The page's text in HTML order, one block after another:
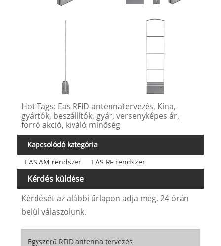
Hot Tags: Eas RFID antennatervezés, Kína,
gyártók, beszállítók, gyár, versenyképes ár,
forró akció, kiváló minőség
Kapcsolódó kategória
EAS AM rendszer
EAS RF rendszer
Kérdés küldése
Kérdését az alábbi űrlapon adja meg. 24 órán
belül válaszolunk.